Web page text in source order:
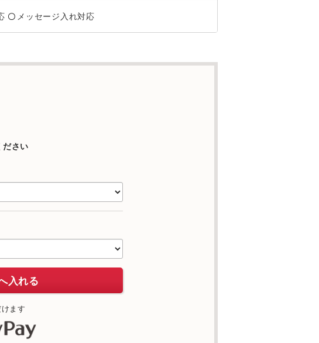
〇 メッセージ入れ対応
さい
入れる
ます